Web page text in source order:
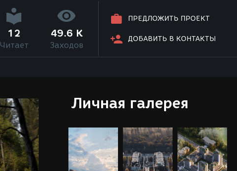
ПРЕДЛОЖИТЬ ПРОЕКТ
ДОБАВИТЬ В КОНТАКТЫ
12
Читает
49.6 K
Заходов
Личная галерея